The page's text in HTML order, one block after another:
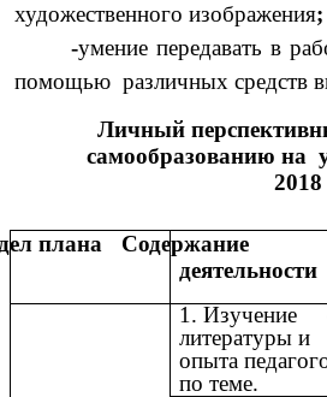
художественного изображения;
-умение передавать в
помощью различных средств
Личный
самообразованию на
2018
плана
Содержание
деятельности
1. Изучение
литературы и
опыта
по теме.